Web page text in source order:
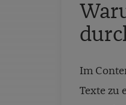
Im
Texte zu